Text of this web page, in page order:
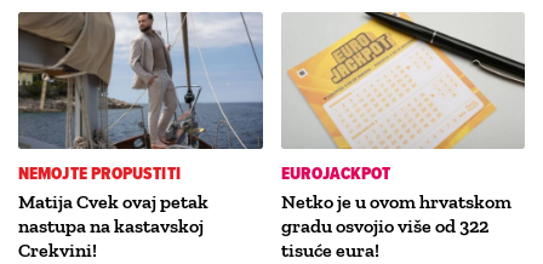
NEMOJTE PROPUSTITI
Matija Cvek ovaj petak
nastupa na kastavskoj
Crekvini!
EUROJACKPOT
Netko je u ovom hrvatskom
gradu osvojio više od 322
tisuće eura!